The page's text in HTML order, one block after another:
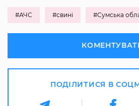
#АЧС #свині #Сумська
ПОДІЛИТИСЯ В